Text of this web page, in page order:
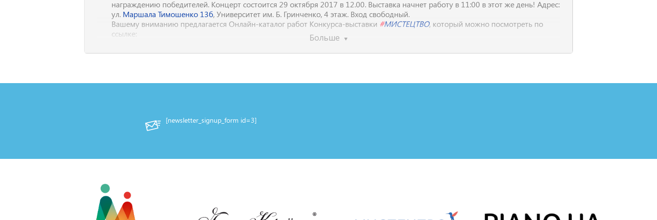
Больше
награждению победителей. Концерт состоится 29 октября 2017 в 12.00. Выставка начнет работу в 11:00 в этот же день! Адрес:
ул. Маршала Тимошенко 13б, Университет им. Б. Гринченко, 4 этаж. Вход свободный.
Вашему вниманию предлагается Онлайн-каталог работ Конкурса-выставки #МИСТЕЦТВО, который можно посмотреть по
ссылке:
[newsletter_signup_form id=3]